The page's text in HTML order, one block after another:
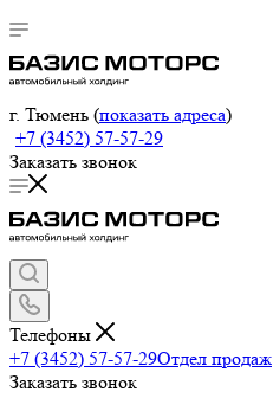
г. Тюмень (показать адреса)
+7 (3452) 57-57-29
Заказать звонок
Телефоны
+7 (3452) 57-57-29Отдел продаж
Заказать звонок